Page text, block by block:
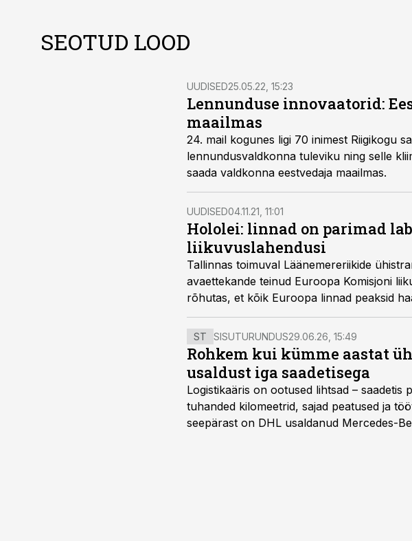
SEOTUD LOOD
UUDISED25.05.22, 15:23
Lennunduse innovaatorid:
maailmas
24. mail kogunes ligi 70 inimest Riigikogu
lennundusvaldkonna tuleviku ning selle
saada valdkonna eestvedaja maailmas.
UUDISED04.11.21, 11:01
Hololei: linnad on parimad
liikuvuslahendusi
Tallinnas toimuval Läänemereriikide
avaettekande teinud Euroopa Komisjoni
rõhutas, et kõik Euroopa linnad peaksid
eestvedajaks ajal, mil muutused on kiired
väljakutseid. Küsimus on, kuidas teha
arukaks ja vastupidavaks.
ST SISUTURUNDUS29.06.26, 15:49
Rohkem kui kümme aastat
usaldust iga saadetisega
Logistikaäris on ootused lihtsad – saadetis
tuhanded kilomeetrid, sajad peatused ja
seepärast on DHL usaldanud Mercedes-